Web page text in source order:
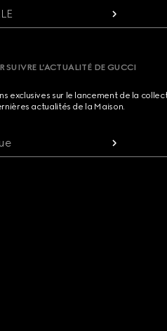
SUIVRE L’ACTUALITÉ DE GUCCI
exclusives sur le lancement de la
actualités de la Maison.